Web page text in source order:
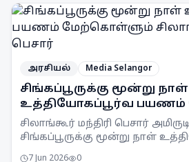
அரசியல் Media Selangor
சிங்கப்பூருக்கு மூன்று நாள்
உத்தியோகப்பூர்வ
சிலாங்கூர் மந்திரி பெசார்
சிலாங்கூர் மந்திரி பெசார்
சிங்கப்பூருக்கு மூன்று நாள்
7 Jun 2026 0